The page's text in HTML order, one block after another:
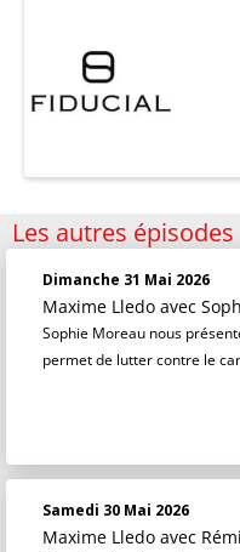
Les autres épisodes
Dimanche 31 Mai 2026
Maxime Lledo avec
Sophie Moreau nous
permet de lutter contre le
Samedi 30 Mai 2026
Maxime Lledo avec